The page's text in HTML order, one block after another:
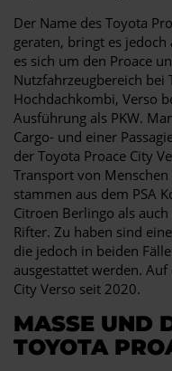
Der Name des Toyota
geraten, bringt es
es sich um den Proace
Nutzfahrzeugbereich bei
Hochdachkombi, Verso
Ausführung als PKW.
Cargo- und einer
der Toyota Proace City
Transport von
stammen aus dem PSA
Citroen Berlingo als
Rifter. Zu haben sind
die jedoch in beiden
ausgestattet werden.
City Verso seit 2020.
MASSE UND
OYOTA